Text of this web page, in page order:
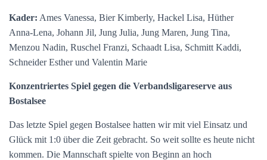
Kader: Ames Vanessa, Bier Kimberly, Hackel Lisa, Hüther
Anna-Lena, Johann Jil, Jung Julia, Jung Maren, Jung Tina,
Menzou Nadin, Ruschel Franzi, Schaadt Lisa, Schmitt Kaddi,
Schneider Esther und Valentin Marie
Konzentriertes Spiel gegen die Verbandsligareserve aus
Bostalsee
Das letzte Spiel gegen Bostalsee hatten wir mit viel Einsatz und
Glück mit 1:0 über die Zeit gebracht. So weit sollte es heute nicht
kommen. Die Mannschaft spielte von Beginn an hoch